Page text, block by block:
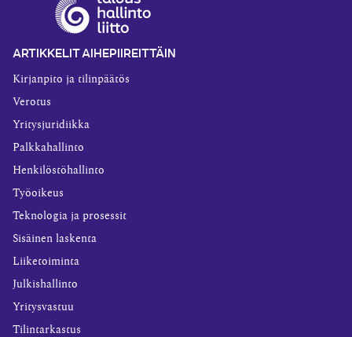
ARTIKKELIT AIHEPIIREITTÄIN
Kirjanpito ja tilinpäätös
Verotus
Yritysjuridiikka
Palkkahallinto
Henkilöstöhallinto
Työoikeus
Teknologia ja prosessit
Sisäinen laskenta
Liiketoiminta
Julkishallinto
Yritysvastuu
Tilintarkastus